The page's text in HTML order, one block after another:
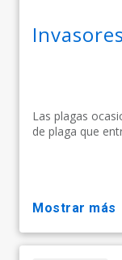
Las plagas
de plaga que
mostrar más